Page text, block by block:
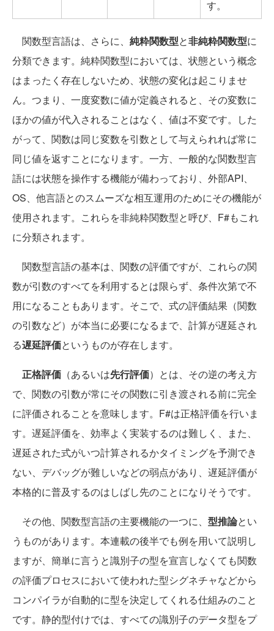
す。
関数型言語は、さらに、 純粋関数型と非純粋関数型に
分類できます。純粋関数型においては、状態という概念
はまったく存在しないため、状態の変化は起こりませ
ん。つまり、一度変数に値が定義されると、その変数に
ほかの値が代入されることはなく、値は不変です。した
がって、関数は同じ変数を引数として与えられれば常に
同じ値を返すことになります。一方、一般的な関数型言
語には状態を操作する機能が備わっており、外部API、
OS、他言語とのスムーズな相互運用のためにその機能が
使用されます。これらを非純粋関数型と呼び、F#もこれ
に分類されます。
関数型言語の基本は、関数の評価ですが、これらの関
数が引数のすべてを利用するとは限らず、条件次第で不
用になることもあります。そこで、式の評価結果（関数
の引数など）が本当に必要になるまで、計算が遅延され
る遅延評価というものが存在します。
正格評価 （あるいは先行評価）とは、その逆の考え方
で、関数の引数が常にその関数に引き渡される前に完全
に評価されることを意味します。F#は正格評価を行いま
す。遅延評価を、効率よく実装するのは難しく、また、
遅延された式がいつ計算されるかタイミングを予測でき
ない、デバッグが難しいなどの弱点があり、遅延評価が
本格的に普及するのはしばし先のことになりそうです。
その他、関数型言語の主要機能の一つに、 型推論とい
うものがあります。本連載の後半でも例を用いて説明し
ますが、簡単に言うと識別子の型を宣言しなくても関数
の評価プロセスにおいて使われた型シグネチャなどから
コンパイラが自動的に型を決定してくれる仕組みのこと
です。静的型付けでは、すべての識別子のデータ型をプ